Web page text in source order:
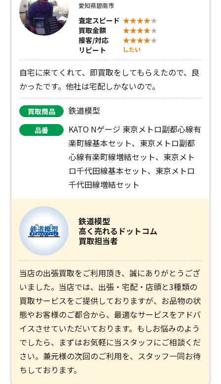
愛知県碧南市
査定スピード
買取金額
接客/対応
リピート
したい
自宅に来てくれて、即買取をしてもらえたので、良
かったです。他社は宅配しかないので。
買取商品 鉄道模型
品番
KATO Nゲージ 東京メトロ副都心線有
楽町線基本セット、東京メトロ副都
心線有楽町線増結セット、東京メト
ロ千代田線基本セット、東京メトロ
千代田線増結セット
鉄道模型
高く売れるドットコム
買取担当者
当店の出張買取をご利用頂き、誠にありがとうござ
いました。当店では、出張・宅配・店頭と3種類の
買取サービスをご提供しておりますが、お品物の状
態やお客様のご都合から、最適なサービスをアドバ
イスさせていただいております。もしお悩みのよう
でしたら、まずはお気軽に当スタッフにご相談くだ
さい。兼元様の次回のご利用を、スタッフ一同お待
ちしております。